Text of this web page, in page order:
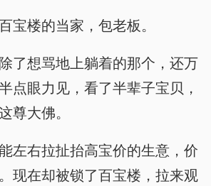
宝楼的当家，包老板。
了想骂地上躺着的那个，还万
点眼力见，看了半辈子宝贝，
尊大佛。
左右拉扯抬高宝价的生意，价
现在却被锁了百宝楼，拉来观